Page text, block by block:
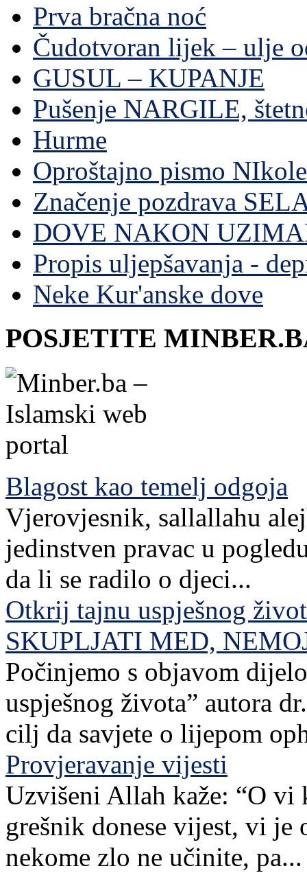
Prva bračna noć
Čudotvoran lijek – ulje
GUSUL – KUPANJE
Pušenje NARGILE,
Hurme
Oproštajno pismo
Značenje pozdrava
DOVE NAKON
Propis uljepšavanja -
Neke Kur'anske dove
POSJETITE
Blagost kao temelj odgoja
Vjerovjesnik, sallallahu
jedinstven pravac u
da li se radilo o djeci...
Otkrij tajnu uspješnog
SKUPLJATI MED,
Počinjemo s objavom
uspješnog života” autora
cilj da savjete o lijepom
Provjeravanje vijesti
Uzvišeni Allah kaže: “O
grešnik donese vijest, vi je
nekome zlo ne učinite, pa...